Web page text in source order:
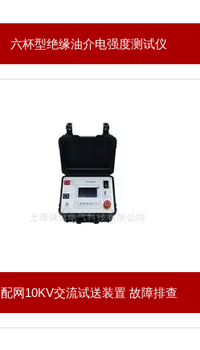
六杯型绝缘油介电强度测试仪
配网10KV交流试送装置 故障排查